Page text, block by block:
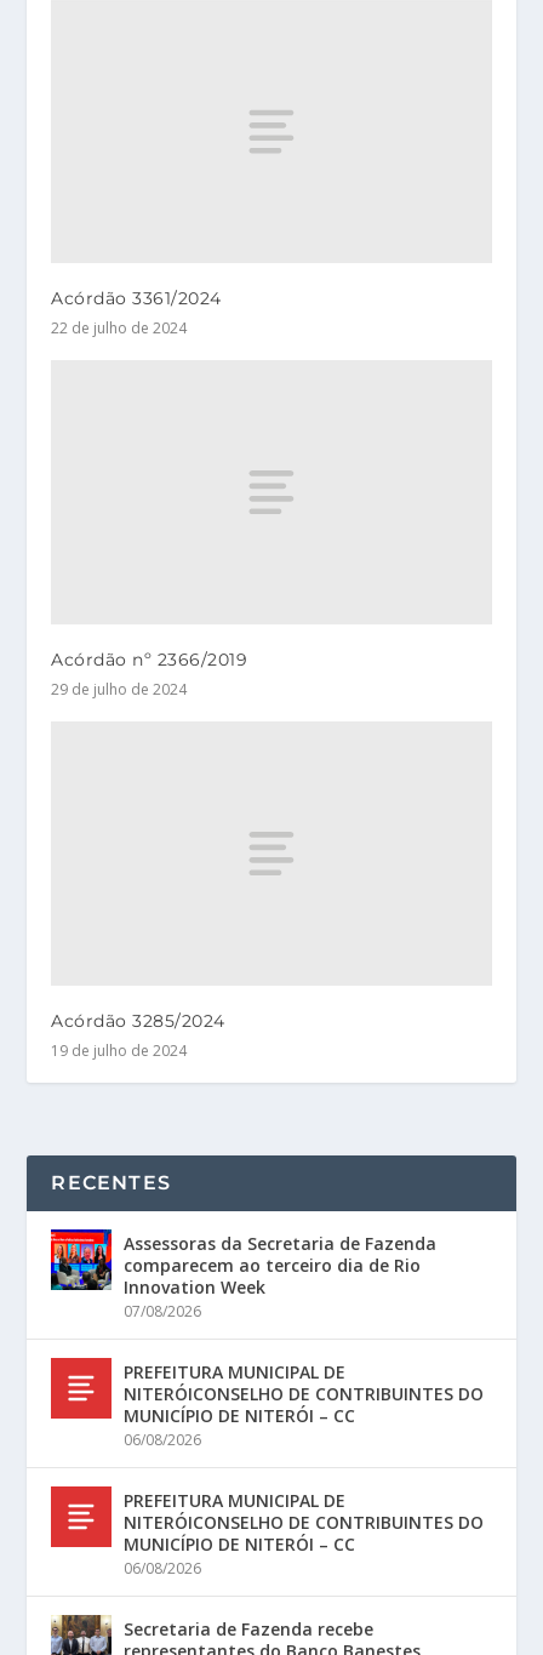
Acórdão 3361/2024
22 de julho de 2024
Acórdão nº 2366/2019
29 de julho de 2024
Acórdão 3285/2024
19 de julho de 2024
RECENTES
Assessoras da Secretaria de Fazenda
comparecem ao terceiro dia de Rio
Innovation Week
07/08/2026
PREFEITURA MUNICIPAL DE
NITERÓICONSELHO DE CONTRIBUINTES DO
MUNICÍPIO DE NITERÓI – CC
06/08/2026
PREFEITURA MUNICIPAL DE
NITERÓICONSELHO DE CONTRIBUINTES DO
MUNICÍPIO DE NITERÓI – CC
06/08/2026
Secretaria de Fazenda recebe